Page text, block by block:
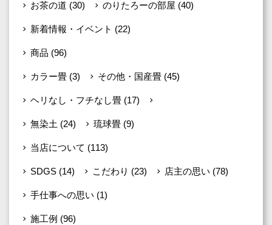
お茶の道 (30) のりたろーの部屋 (40)
新着情報・イベント (22)
商品 (96)
カラー畳 (3) その他・国産畳 (45)
ヘリなし・フチなし畳 (17)
無染土 (24) 琉球畳 (9)
当店について (113)
SDGS (14) こだわり (23) 店主の思い (78)
手仕事への思い (1)
施工例 (96)